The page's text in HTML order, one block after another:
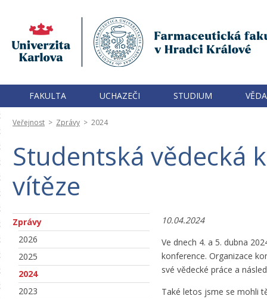
FAKULTA UCHAZEČI STUDIUM
Veřejnost > Zprávy > 2024
Studentská vědecká
vítěze
Zprávy
2026
2025
2024
2023
10.04.2024
Ve dnech 4. a 5. dubna
konference. Organizace
své vědecké práce a
Také letos jsme se mohli